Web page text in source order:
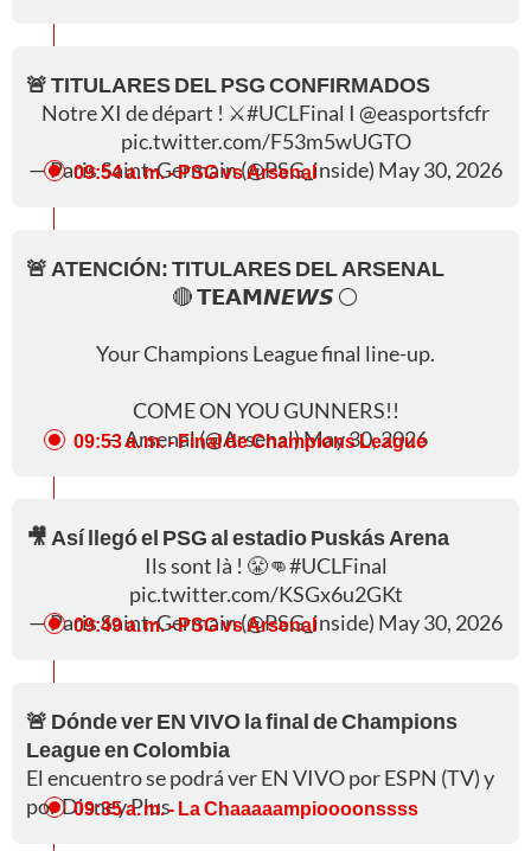
🚨 TITULARES DEL PSG CONFIRMADOS
Notre XI de départ ! ⚔️#UCLFinal I @easportsfcfr
pic.twitter.com/F53m5wUGTO
— Paris Saint-Germain (@PSG_inside) May 30, 2026
09:54 a. m.- PSG vs Arsenal
🚨 ATENCIÓN: TITULARES DEL ARSENAL
🔴 𝗧𝗘𝗔𝗠𝙉𝙀𝙒𝙎 ⚪️
Your Champions League final line-up.
COME ON YOU GUNNERS!!
— Arsenal (@Arsenal)May 30, 2026
09:53 a. m.- Final de Champions League
🎥 Así llegó el PSG al estadio Puskás Arena
Ils sont là ! 😤👊#UCLFinal
pic.twitter.com/KSGx6u2GKt
— Paris Saint-Germain (@PSG_inside) May 30, 2026
09:49 a. m.- PSG vs Arsenal
🚨 Dónde ver EN VIVO la final de Champions
League en Colombia
El encuentro se podrá ver EN VIVO por ESPN (TV) y
por Disney Plus
09:35 a. m.- La Chaaaaampioooonssss